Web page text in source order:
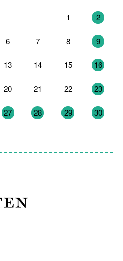
1 2
6 7 8 9
13 14 15 16
20 21 22 23
27 28 29 30